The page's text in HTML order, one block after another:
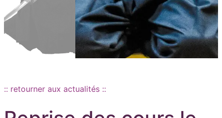
:: retourner aux actualités ::